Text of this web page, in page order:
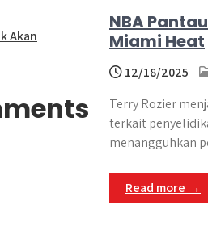
NBA
Miami Heat
12/18/2025
Terry Rozier
terkait
menangguhkan
Read more →
Akan